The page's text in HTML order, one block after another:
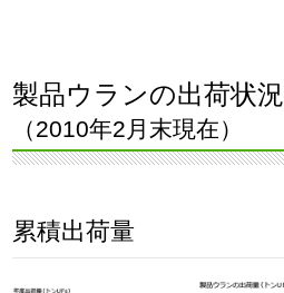
製品ウランの出荷状況
（2010年2月末現在）
累積出荷量